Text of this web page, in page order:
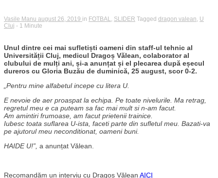
Vasile Manu august 26, 2019 in FOTBAL SLIDER Tagged dragon valean U
Cluj - 1 Minute
Unul dintre cei mai sufletiști oameni din staff-ul tehnic al
Universității Cluj, medicul Dragoș Vălean, colaborator al
clubului de mulți ani, și-a anunțat și el plecarea după eșecul
dureros cu Gloria Buzău de duminică, 25 august, scor 0-2.
„Pentru mine alfabetul incepe cu litera U.
E nevoie de aer proaspat la echipa. Pe toate nivelurile. Ma retrag,
regretul meu e ca puteam sa fac mai mult si n-am facut.
Am amintiri frumoase, am facut prietenii trainice.
Iubesc toata suflarea U-ista, faceti parte din sufletul meu. Bazati-va
pe ajutorul meu neconditionat, oameni buni.
HAIDE U!”, a anunțat Vălean.
Recomandăm un interviu cu Dragoș Vălean AICI